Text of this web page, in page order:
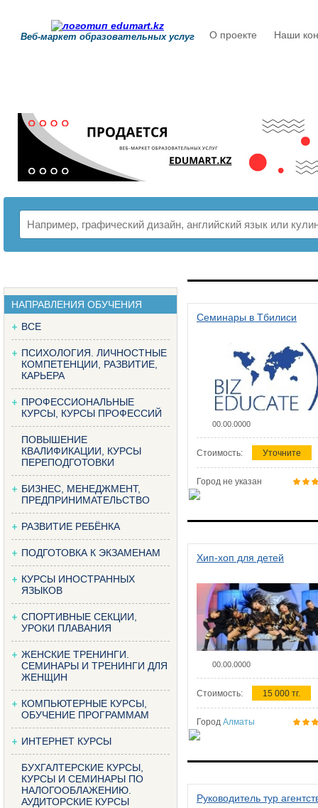
Веб-маркет образовательных услуг О проекте Наши
НАПРАВЛЕНИЯ ОБУЧЕНИЯ
ВСЕ
ПСИХОЛОГИЯ. ЛИЧНОСТНЫЕ
КОМПЕТЕНЦИИ, РАЗВИТИЕ,
КАРЬЕРА
ПРОФЕССИОНАЛЬНЫЕ
КУРСЫ, КУРСЫ ПРОФЕССИЙ
ПОВЫШЕНИЕ
КВАЛИФИКАЦИИ, КУРСЫ
ПЕРЕПОДГОТОВКИ
БИЗНЕС, МЕНЕДЖМЕНТ,
ПРЕДПРИНИМАТЕЛЬСТВО
РАЗВИТИЕ РЕБЁНКА
ПОДГОТОВКА К ЭКЗАМЕНАМ
КУРСЫ ИНОСТРАННЫХ
ЯЗЫКОВ
СПОРТИВНЫЕ СЕКЦИИ,
УРОКИ ПЛАВАНИЯ
ЖЕНСКИЕ ТРЕНИНГИ.
СЕМИНАРЫ И ТРЕНИНГИ ДЛЯ
ЖЕНЩИН
КОМПЬЮТЕРНЫЕ КУРСЫ,
ОБУЧЕНИЕ ПРОГРАММАМ
ИНТЕРНЕТ КУРСЫ
БУХГАЛТЕРСКИЕ КУРСЫ,
КУРСЫ И СЕМИНАРЫ ПО
НАЛОГООБЛАЖЕНИЮ.
АУДИТОРСКИЕ КУРСЫ
Семинары в Тбилиси
00.00.0000
Стоимость: Уточните
Город не указан
Хип-хоп для детей
00.00.0000
Стоимость: 15 000 тг.
Город Алматы
Руководитель тур